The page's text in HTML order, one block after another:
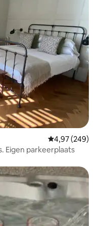
Gemiddelde
4,97 (249)
Eigen parkeerplaats